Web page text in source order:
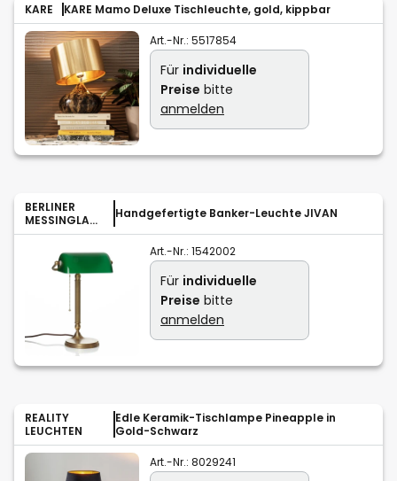
KARE KARE Mamo Deluxe Tischleuchte, gold, kippbar
Art.-Nr.: 5517854
Für individuelle
Preise bitte
anmelden
BERLINER
MESSINGLAM
PEN
Handgefertigte Banker-Leuchte JIVAN
Art.-Nr.: 1542002
Für individuelle
Preise bitte
anmelden
REALITY
LEUCHTEN
Edle Keramik-Tischlampe Pineapple in
Gold-Schwarz
Art.-Nr.: 8029241